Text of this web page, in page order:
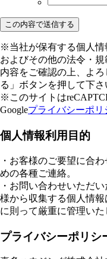
※当社が保有する個人情
およびその他の法令・規
内容をご確認の上、よ
る」ボタンを押して下さ
※このサイトは
Googleプライバシーポリ
個人情報利用目的
・お客様のご要望に合
めの各種ご連絡。
・お問い合わせいただ
様から収集する個人情
に則って厳重に管理いた
プライバシーポリシ